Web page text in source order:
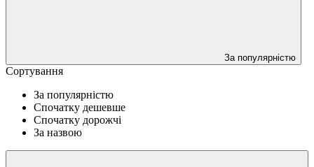
За популярністю
Сортування
За популярністю
Спочатку дешевше
Спочатку дорожчі
За назвою